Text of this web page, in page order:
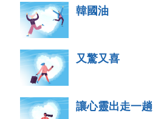
韓國油
又驚又喜
讓心靈出走一趟